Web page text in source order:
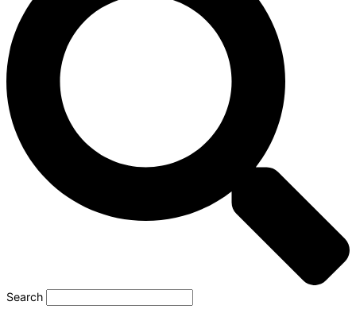
Search